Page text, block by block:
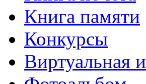
Книга памяти
Конкурсы
Виртуальная